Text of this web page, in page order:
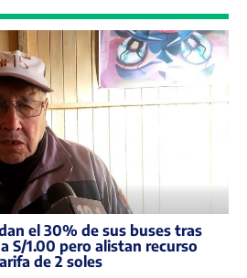
el 30% de sus buses tras
S/1.00 pero alistan recurso
de 2 soles